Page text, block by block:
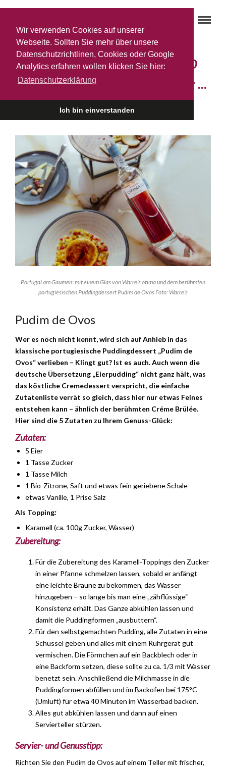
Wir verwenden Cookies auf unserer
Webseite. Sollten Sie mehr über unsere
Datenschutzrichtlinen, Cookies oder Google
Analytics erfahren wollen klicken Sie hier:
Datenschutzerklärung
Ich bin einverstanden
Du und dein ‚Warre’s Otima 10
Years old‘ – das perfekte Duo für …
Portugal am Gaumen: mit einem Glas von Warre’s otima und dem berühmten
portugiesischen Puddingdessert Pudim de Ovos Foto: Warre’s
Pudim de Ovos
Wer es noch nicht kennt, wird sich auf Anhieb in das
klassische portugiesische Puddingdessert „Pudim de
Ovos“ verlieben – Klingt gut? Ist es auch. Auch wenn die
deutsche Übersetzung „Eierpudding“ nicht ganz hält, was
das köstliche Cremedessert verspricht, die einfache
Zutatenliste verrät so gleich, dass hier nur etwas Feines
entstehen kann – ähnlich der berühmten Créme Brülée.
Hier sind die 5 Zutaten zu Ihrem Genuss-Glück:
Zutaten:
5 Eier
1 Tasse Zucker
1 Tasse Milch
1 Bio-Zitrone, Saft und etwas fein geriebene Schale
etwas Vanille, 1 Prise Salz
Als Topping:
Karamell (ca. 100g Zucker, Wasser)
Zubereitung:
Für die Zubereitung des Karamell-Toppings den Zucker
in einer Pfanne schmelzen lassen, sobald er anfängt
eine leichte Bräune zu bekommen, das Wasser
hinzugeben – so lange bis man eine „zähflüssige“
Konsistenz erhält. Das Ganze abkühlen lassen und
damit die Puddingformen „ausbuttern“.
Für den selbstgemachten Pudding, alle Zutaten in eine
Schüssel geben und alles mit einem Rührgerät gut
vermischen. Die Förmchen auf ein Backblech oder in
eine Backform setzen, diese sollte zu ca. 1/3 mit Wasser
benetzt sein. Anschließend die Milchmasse in die
Puddingformen abfüllen und im Backofen bei 175°C
(Umluft) für etwa 40 Minuten im Wasserbad backen.
Alles gut abkühlen lassen und dann auf einen
Servierteller stürzen.
Servier- und Genusstipp:
Richten Sie den Pudim de Ovos auf einem Teller mit frischer,